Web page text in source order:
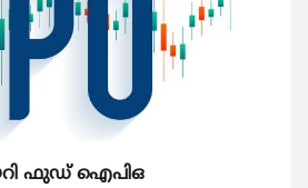
ഫുഡ് ഐപിഒ